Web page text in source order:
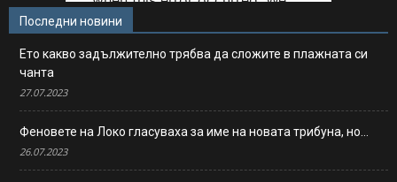
Последни новини
Ето какво задължително трябва да сложите в плажната си
чанта
27.07.2023
Феновете на Локо гласуваха за име на новата трибуна, но…
26.07.2023